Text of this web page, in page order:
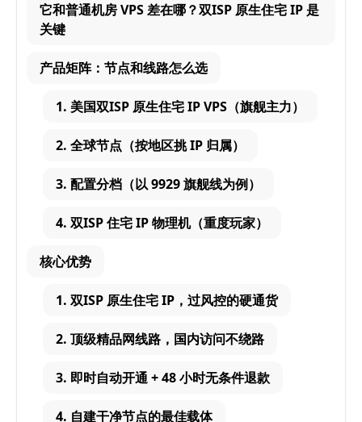
它和普通机房 VPS 差在哪？双ISP 原生住宅 IP 是
关键
产品矩阵：节点和线路怎么选
1. 美国双ISP 原生住宅 IP VPS（旗舰主力）
2. 全球节点（按地区挑 IP 归属）
3. 配置分档（以 9929 旗舰线为例）
4. 双ISP 住宅 IP 物理机（重度玩家）
核心优势
1. 双ISP 原生住宅 IP，过风控的硬通货
2. 顶级精品网线路，国内访问不绕路
3. 即时自动开通 + 48 小时无条件退款
4. 自建干净节点的最佳载体